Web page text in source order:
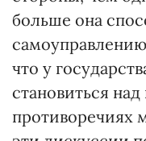
больше она
что у
становиться
противоречиях